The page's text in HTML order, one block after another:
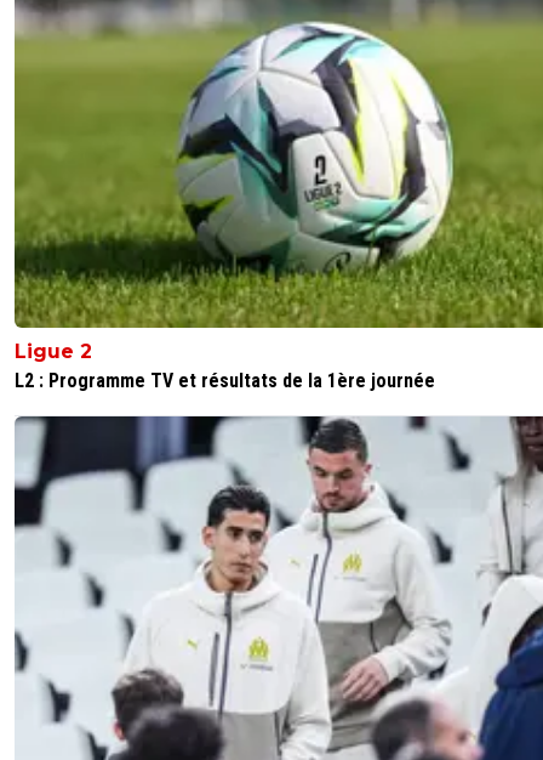
Bah. C’est justement l’objet de la Var…
Répondre
Kvaracadabra 26 octobre 2025 à 16:44 +887
Sur le péno c'était hallucinant, le premier réflexe c'est
même de protéger l'OM (sûrement à cause de la
mise par le club depuis le début) alors qu'on voit
qu'il fauche la jambe et que la jambe
1+ Répondre
joekidd
VAR, et pas seulement cette saison.
Elle et Mme Audrey Gerbel, c'est à se demander ce
font dans le domaine de l'arbitrage.
C'est comme Alex a écrit : c'est pour le quota.
Répondre
alex 26 octobre 2025 à 15:38 +1686
au centre ou a la var .. "c'est haut mais ca reste pas ca
c'est bon pour moi ..."
C'est claire qu'elle est nulle et depuis longtemps mais
pour le quota
4+
Ligue 2
L2 : Programme TV et résultats de la 1ère journée